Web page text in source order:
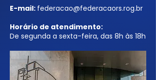
E-mail: federacao@federacaors.rog.br
Horário de atendimento:
De segunda a sexta-feira, das 8h às 18h